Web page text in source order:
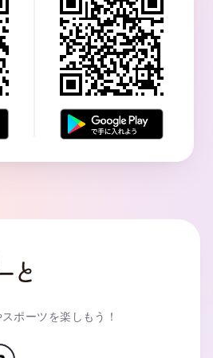
ポーツを楽しもう！